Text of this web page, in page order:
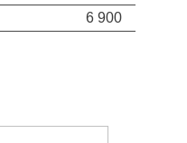
6 900